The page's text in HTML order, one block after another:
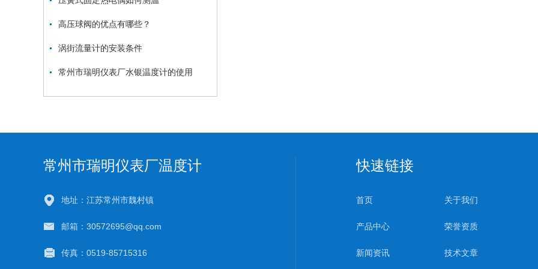
高压球阀的优点有哪些？
涡街流量计的安装条件
常州市瑞明仪表厂水银温度计的使用
常州市瑞明仪表厂温度计
地址：江苏常州市魏村镇
邮箱：30572695@qq.com
传真：0519-85715316
快速链接
首页 关于我们
产品中心 荣誉资质
新闻资讯 技术文章